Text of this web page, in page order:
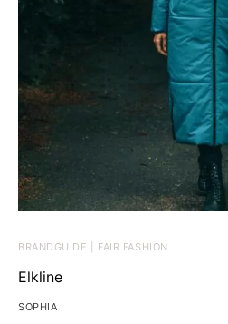
BRANDGUIDE | FAIR FASHION
Elkline
SOPHIA